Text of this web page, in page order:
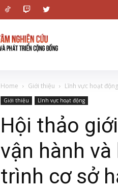
Home Giới thiệu Lĩnh vực hoạt động
Giới thiệu Lĩnh vực hoạt động
Hội thảo
vận hành
trình cơ sở